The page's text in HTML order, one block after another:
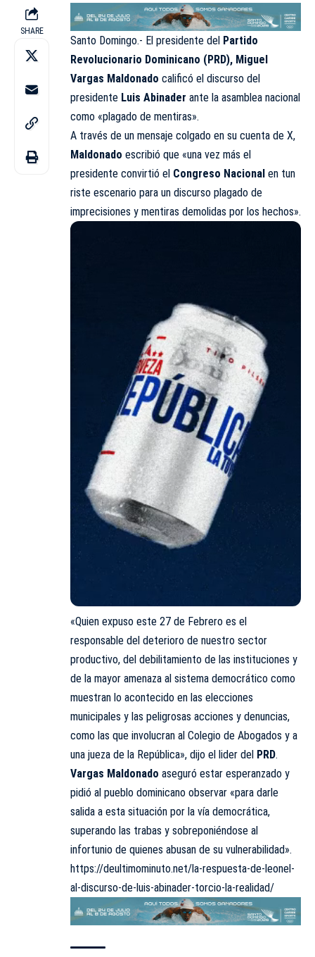
SHARE
Santo Domingo.- El presidente del Partido
Revolucionario Dominicano (PRD), Miguel
Vargas Maldonado calificó el discurso del
presidente Luis Abinader ante la asamblea nacional
como «plagado de mentiras».
A través de un mensaje colgado en su cuenta de X,
Maldonado escribió que «una vez más el
presidente convirtió el Congreso Nacional en tun
riste escenario para un discurso plagado de
imprecisiones y mentiras demolidas por los hechos».
«Quien expuso este 27 de Febrero es el
responsable del deterioro de nuestro sector
productivo, del debilitamiento de las instituciones y
de la mayor amenaza al sistema democrático como
muestran lo acontecido en las elecciones
municipales y las peligrosas acciones y denuncias,
como las que involucran al Colegio de Abogados y a
una jueza de la República», dijo el lider del PRD.
Vargas Maldonado aseguró estar esperanzado y
pidió al pueblo dominicano observar «para darle
salida a esta situación por la vía democrática,
superando las trabas y sobreponiéndose al
infortunio de quienes abusan de su vulnerabilidad».
https://deultimominuto.net/la-respuesta-de-leonel-
al-discurso-de-luis-abinader-torcio-la-realidad/